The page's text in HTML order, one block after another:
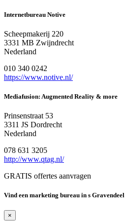
Internetbureau Notive
Scheepmakerij 220
3331 MB Zwijndrecht
Nederland
010 340 0242
https://www.notive.nl/
Mediafusion: Augmented Reality & more
Prinsenstraat 53
3311 JS Dordrecht
Nederland
078 631 3205
http://www.qtag.nl/
GRATIS offertes aanvragen
Vind een marketing bureau in s Gravendeel
×